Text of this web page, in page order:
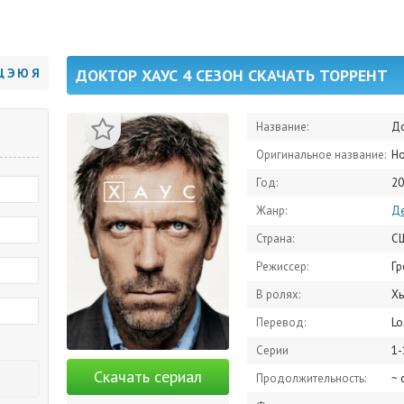
ДОКТОР ХАУС 4 СЕЗОН СКАЧАТЬ ТОРРЕНТ
Скачать сериал
Название:
Оригинальное название:
Год:
Жанр:
Страна:
Режиссер:
В ролях:
Хью
Перевод:
Серии
1-
Продолжительность:
~
Э Ю Я